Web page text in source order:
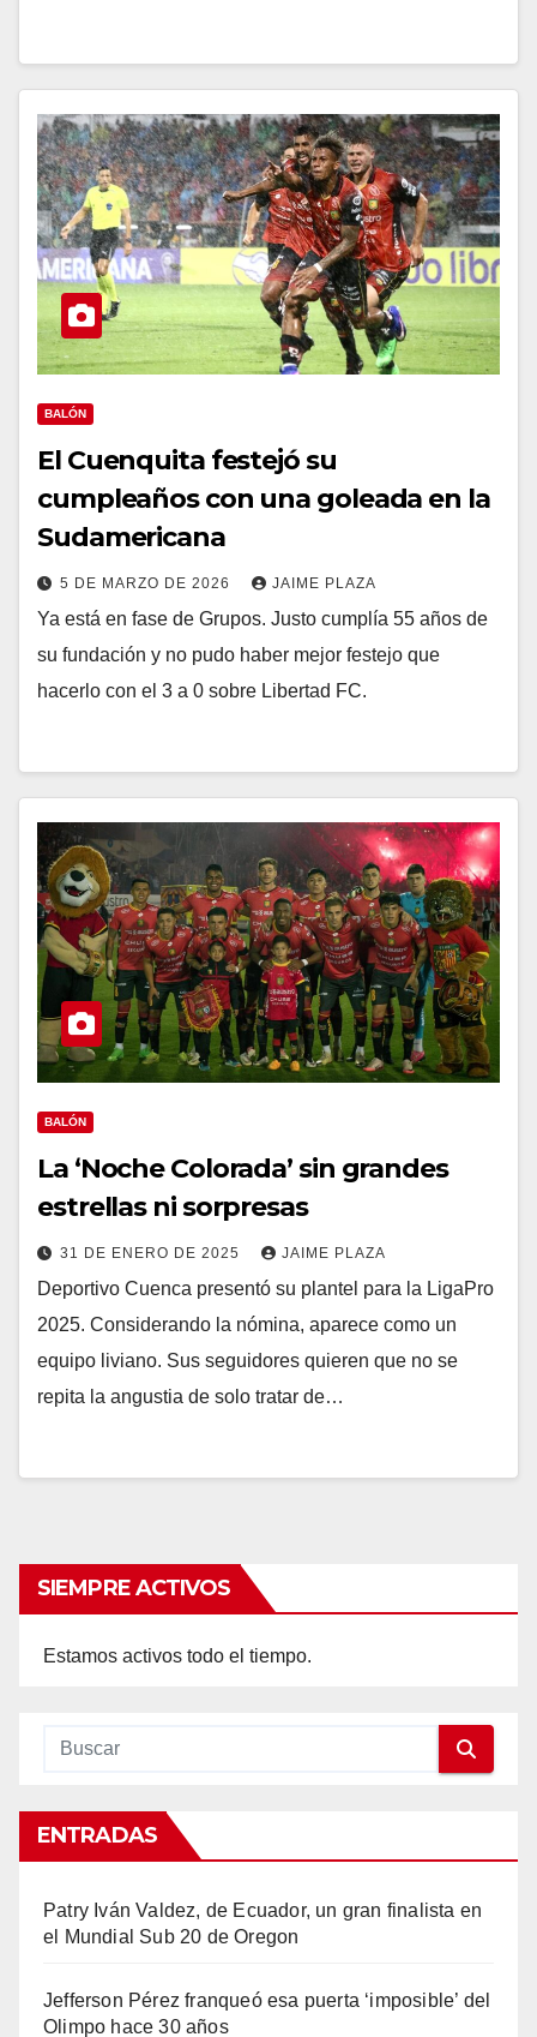
BALÓN
El Cuenquita festejó su
cumpleaños con una goleada en la
Sudamericana
5 DE MARZO DE 2026 JAIME PLAZA
Ya está en fase de Grupos. Justo cumplía 55 años de
su fundación y no pudo haber mejor festejo que
hacerlo con el 3 a 0 sobre Libertad FC.
BALÓN
La ‘Noche Colorada’ sin grandes
estrellas ni sorpresas
31 DE ENERO DE 2025 JAIME PLAZA
Deportivo Cuenca presentó su plantel para la LigaPro
2025. Considerando la nómina, aparece como un
equipo liviano. Sus seguidores quieren que no se
repita la angustia de solo tratar de…
SIEMPRE ACTIVOS
Estamos activos todo el tiempo.
ENTRADAS
Patry Iván Valdez, de Ecuador, un gran finalista en
el Mundial Sub 20 de Oregon
Jefferson Pérez franqueó esa puerta ‘imposible’ del
Olimpo hace 30 años